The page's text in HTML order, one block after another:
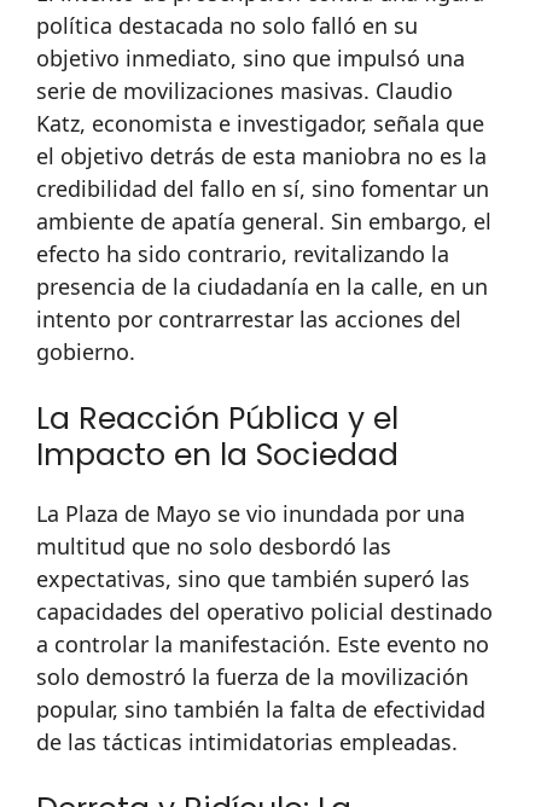
política destacada no solo falló en su
objetivo inmediato, sino que impulsó una
serie de movilizaciones masivas. Claudio
Katz, economista e investigador, señala que
el objetivo detrás de esta maniobra no es la
credibilidad del fallo en sí, sino fomentar un
ambiente de apatía general. Sin embargo, el
efecto ha sido contrario, revitalizando la
presencia de la ciudadanía en la calle, en un
intento por contrarrestar las acciones del
gobierno.
La Reacción Pública y el
Impacto en la Sociedad
La Plaza de Mayo se vio inundada por una
multitud que no solo desbordó las
expectativas, sino que también superó las
capacidades del operativo policial destinado
a controlar la manifestación. Este evento no
solo demostró la fuerza de la movilización
popular, sino también la falta de efectividad
de las tácticas intimidatorias empleadas.